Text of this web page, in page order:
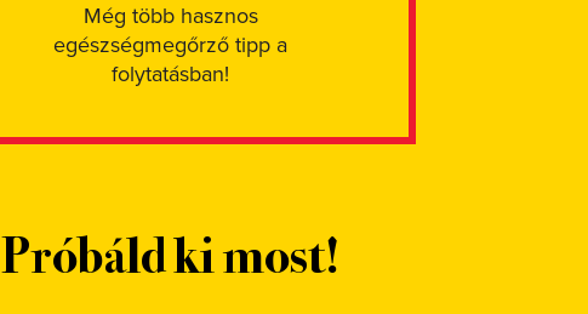
Még több hasznos
egészségmegőrző tipp a
folytatásban!
Próbáld ki most!